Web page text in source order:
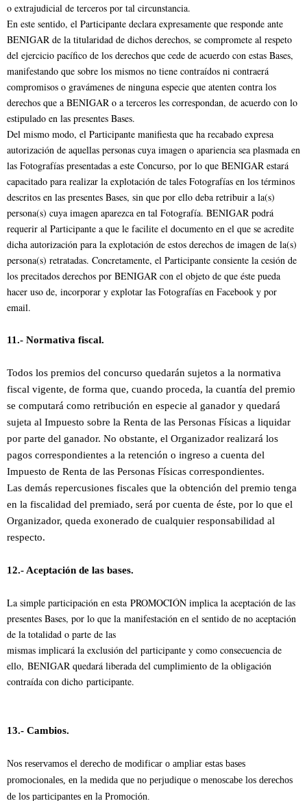
o extrajudicial de terceros por tal circunstancia.
En este sentido, el Participante declara expresamente que responde ante
BENIGAR de la titularidad de dichos derechos, se compromete al respeto
del ejercicio pacífico de los derechos que cede de acuerdo con estas Bases,
manifestando que sobre los mismos no tiene contraídos ni contraerá
compromisos o gravámenes de ninguna especie que atenten contra los
derechos que a BENIGAR o a terceros les correspondan, de acuerdo con lo
estipulado en las presentes Bases.
Del mismo modo, el Participante manifiesta que ha recabado expresa
autorización de aquellas personas cuya imagen o apariencia sea plasmada en
las Fotografías presentadas a este Concurso, por lo que BENIGAR estará
capacitado para realizar la explotación de tales Fotografías en los términos
descritos en las presentes Bases, sin que por ello deba retribuir a la(s)
persona(s) cuya imagen aparezca en tal Fotografía. BENIGAR podrá
requerir al Participante a que le facilite el documento en el que se acredite
dicha autorización para la explotación de estos derechos de imagen de la(s)
persona(s) retratadas. Concretamente, el Participante consiente la cesión de
los precitados derechos por BENIGAR con el objeto de que éste pueda
hacer uso de, incorporar y explotar las Fotografías en Facebook y por
email.
11.- Normativa fiscal.
Todos los premios del concurso quedarán sujetos a la normativa
fiscal vigente, de forma que, cuando proceda, la cuantía del premio
se computará como retribución en especie al ganador y quedará
sujeta al Impuesto sobre la Renta de las Personas Físicas a liquidar
por parte del ganador. No obstante, el Organizador realizará los
pagos correspondientes a la retención o ingreso a cuenta del
Impuesto de Renta de las Personas Físicas correspondientes.
Las demás repercusiones fiscales que la obtención del premio tenga
en la fiscalidad del premiado, será por cuenta de éste, por lo que el
Organizador, queda exonerado de cualquier responsabilidad al
respecto.
12.- Aceptación de las bases.
La simple participación en esta PROMOCIÓN implica la aceptación de las
presentes Bases, por lo que la manifestación en el sentido de no aceptación
de la totalidad o parte de las
mismas implicará la exclusión del participante y como consecuencia de
ello, BENIGAR quedará liberada del cumplimiento de la obligación
contraída con dicho participante.
13.- Cambios.
Nos reservamos el derecho de modificar o ampliar estas bases
promocionales, en la medida que no perjudique o menoscabe los derechos
de los participantes en la Promoción.